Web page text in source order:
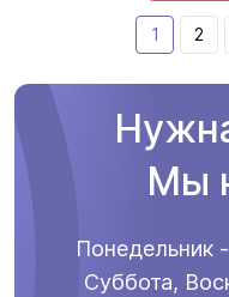
1 2
Мы
Понедельник
Суббота,